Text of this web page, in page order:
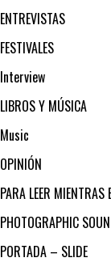
ENTREVISTAS
FESTIVALES
Interview
LIBROS Y MÚSICA
Music
OPINIÓN
PARA LEER MIENTRAS
PHOTOGRAPHIC
PORTADA – SLIDE